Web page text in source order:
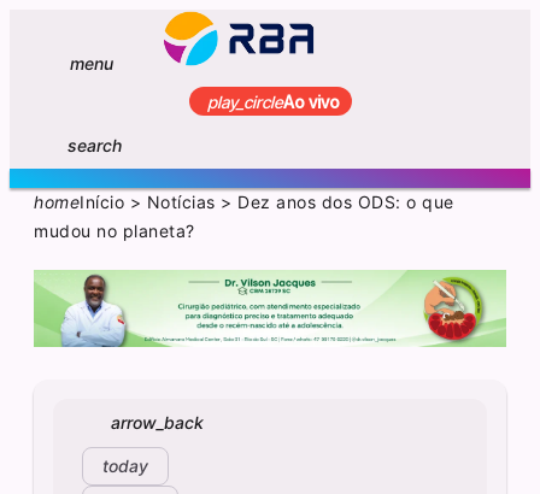
menu
play_circleAo vivo
search
homeInício > Notícias > Dez anos dos ODS: o que
mudou no planeta?
arrow_back
today